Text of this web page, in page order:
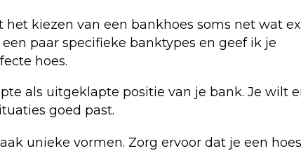
kiezen van een bankhoes soms net wat
paar specifieke banktypes en geef ik je
hoes.
als uitgeklapte positie van je bank. Je wilt
goed past.
unieke vormen. Zorg ervoor dat je een hoes